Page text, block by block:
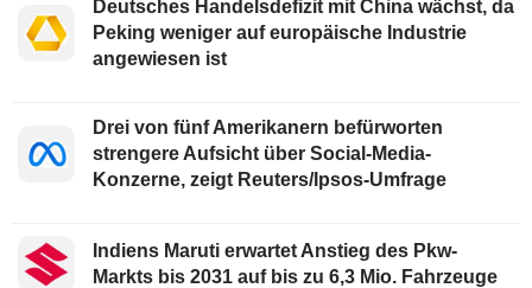
Deutsches Handelsdefizit mit China wächst, da
Peking weniger auf europäische Industrie
angewiesen ist
Drei von fünf Amerikanern befürworten
strengere Aufsicht über Social-Media-
Konzerne, zeigt Reuters/Ipsos-Umfrage
Indiens Maruti erwartet Anstieg des Pkw-
Markts bis 2031 auf bis zu 6,3 Mio. Fahrzeuge